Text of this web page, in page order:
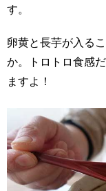
す。
卵黄と長芋が入る
か。トロトロ食感
ますよ！